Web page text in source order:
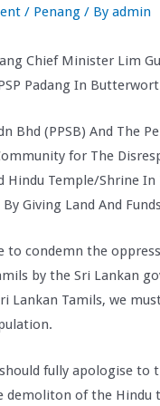
/ Penang / Byadmin
Chief Minister Lim
Padang In
Bhd (PPSB) And The
for The
Hindu Temple/Shrine
Giving Land And
to condemn the
by the Sri Lankan
Lankan Tamils, we
should fully apologise
demoliton of the